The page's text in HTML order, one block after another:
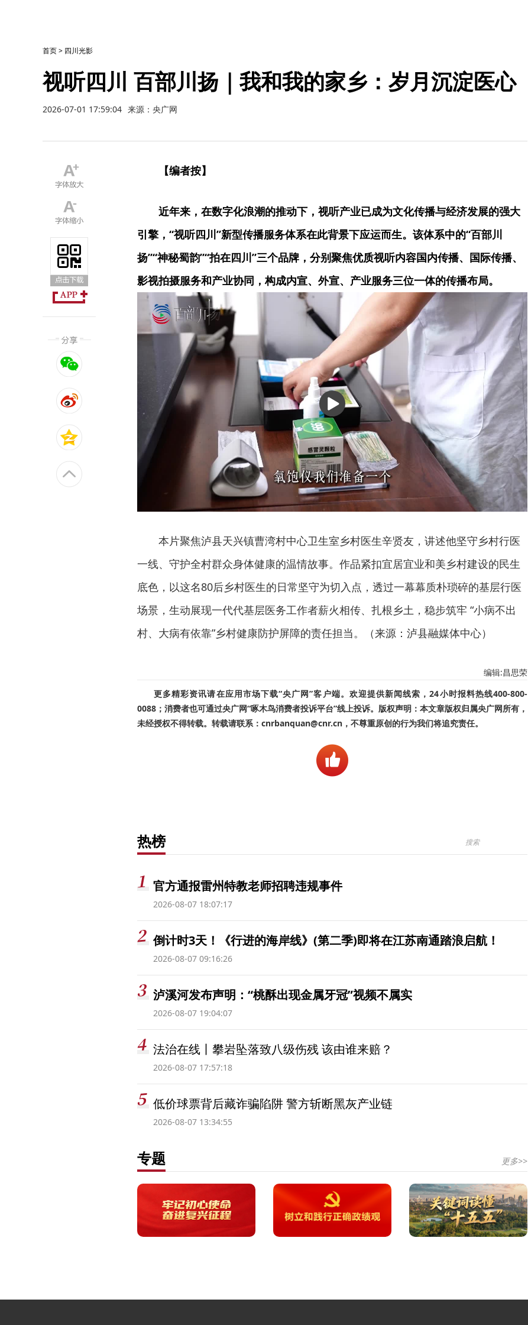
首页> 四川光影
视听四川 百部川扬｜我和我的家乡：岁月沉淀医心
2026-07-01 17:59:04 来源：央广网
【编者按】
近年来，在数字化浪潮的推动下，视听产业已成为文化传播与经济发展的强大
引擎，“视听四川”新型传播服务体系在此背景下应运而生。该体系中的“百部川
扬”“神秘蜀韵”“拍在四川”三个品牌，分别聚焦优质视听内容国内传播、国际传播、
影视拍摄服务和产业协同，构成内宣、外宣、产业服务三位一体的传播布局。
播
放
本片聚焦泸县天兴镇曹湾村中心卫生室乡村医生辛贤友，讲述他坚守乡村行医
一线、守护全村群众身体健康的温情故事。作品紧扣宜居宜业和美乡村建设的民生
底色，以这名80后乡村医生的日常坚守为切入点，透过一幕幕质朴琐碎的基层行医
场景，生动展现一代代基层医务工作者薪火相传、扎根乡土，稳步筑牢 “小病不出
村、大病有依靠”乡村健康防护屏障的责任担当。（来源：泸县融媒体中心）
编辑:昌思荣
更多精彩资讯请在应用市场下载“央广网”客户端。欢迎提供新闻线索，24小时报料热线400-800-
0088；消费者也可通过央广网“啄木鸟消费者投诉平台”线上投诉。版权声明：本文章版权归属央广网所有，
未经授权不得转载。转载请联系：cnrbanquan@cnr.cn，不尊重原创的行为我们将追究责任。
热榜
官方通报雷州特教老师招聘违规事件
2026-08-07 18:07:17
倒计时3天！《行进的海岸线》(第二季)即将在江苏南通踏浪启航！
2026-08-07 09:16:26
泸溪河发布声明：“桃酥出现金属牙冠”视频不属实
2026-08-07 19:04:07
法治在线丨攀岩坠落致八级伤残 该由谁来赔？
2026-08-07 17:57:18
低价球票背后藏诈骗陷阱 警方斩断黑灰产业链
2026-08-07 13:34:55
专题 更多>>